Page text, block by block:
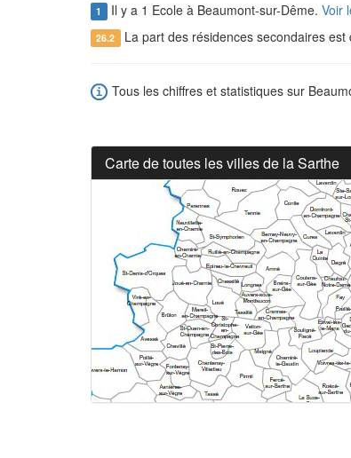
1 Il y a 1 Ecole à Beaumont-sur-Dême. Voir
26.2 La part des résidences secondaires est
Tous les chiffres et statistiques sur
Carte de toutes les villes de la Sarthe